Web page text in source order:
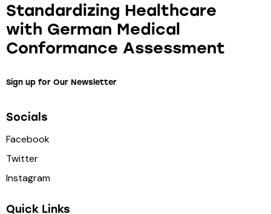
Standardizing Healthcare
with German Medical
Conformance Assessment
Sign up for Our Newsletter
Socials
Facebook
Twitter
Instagram
Quick Links